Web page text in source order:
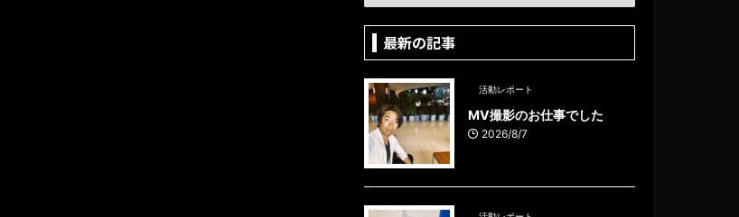
最新の記事
活動レポート
MV撮影のお仕事でした
2026/8/7